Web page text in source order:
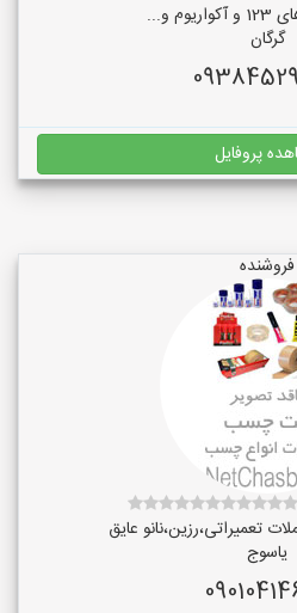
و...
گرگان
پروفایل
فروشنده
تعمیراتی،رزین،نانو عایق
یاسوج